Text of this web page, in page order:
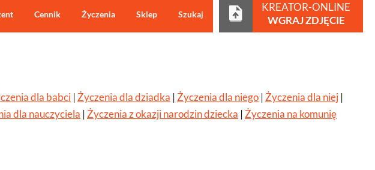
Cennik Życzenia Sklep Szukaj Centrum pomocy
KREATOR-ONLINE
WGRAJ ZDJĘCIE
dla babci | Życzenia dla dziadka | Życzenia dla niego | Życzenia dla niej |
dla nauczyciela | Życzenia z okazji narodzin dziecka | Życzenia na komunię